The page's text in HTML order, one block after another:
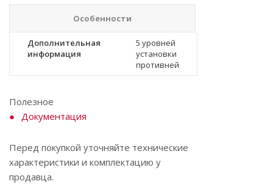
Особенности
Дополнительная
информация
5 уровней
установки
противней
Полезное
Документация
Перед покупкой уточняйте технические
характеристики и комплектацию у
продавца.